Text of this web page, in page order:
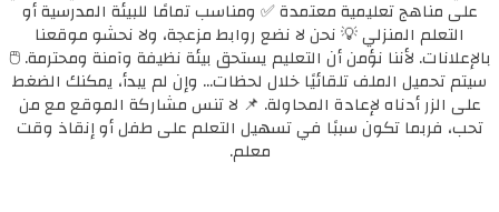
على مناهج تعليمية معتمدة ✅ ومناسب تمامًا للبيئة المدرسية أو
التعلم المنزلي 💡 نحن لا نضع روابط مزعجة، ولا نحشو موقعنا
بالإعلانات. لأننا نؤمن أن التعليم يستحق بيئة نظيفة وآمنة ومحترمة. 🖱️
سيتم تحميل الملف تلقائيًا خلال لحظات... وإن لم يبدأ، يمكنك الضغط
على الزر أدناه لإعادة المحاولة. 📌 لا تنس مشاركة الموقع مع من
تحب، فربما تكون سببًا في تسهيل التعلم على طفل أو إنقاذ وقت
معلم.